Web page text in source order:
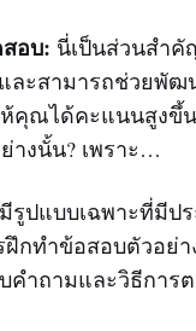
อบ: นี่เป็นส่วนสำคั
ละสามารถช่วยพั
คุณได้คะแนนสูงขึ้
างนั้น? เพราะ…
รูปแบบเฉพาะที่มีป
ฝึกทำข้อสอบตัวอย่
คำถามและวิธีการ